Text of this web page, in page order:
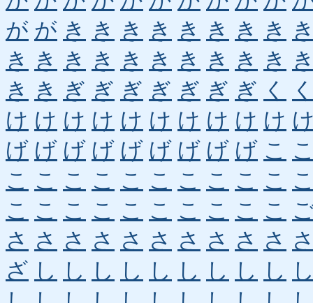
が が き き き き き き き き
き き き き き き き き き き
き き ぎ ぎ ぎ ぎ ぎ ぎ ぎ く
け け け け け け け け け け
げ げ げ げ げ げ げ げ げ こ
こ こ こ こ こ こ こ こ こ こ
こ こ こ こ こ こ こ こ こ こ
さ さ さ さ さ さ さ さ さ さ
ざ し し し し し し し し し